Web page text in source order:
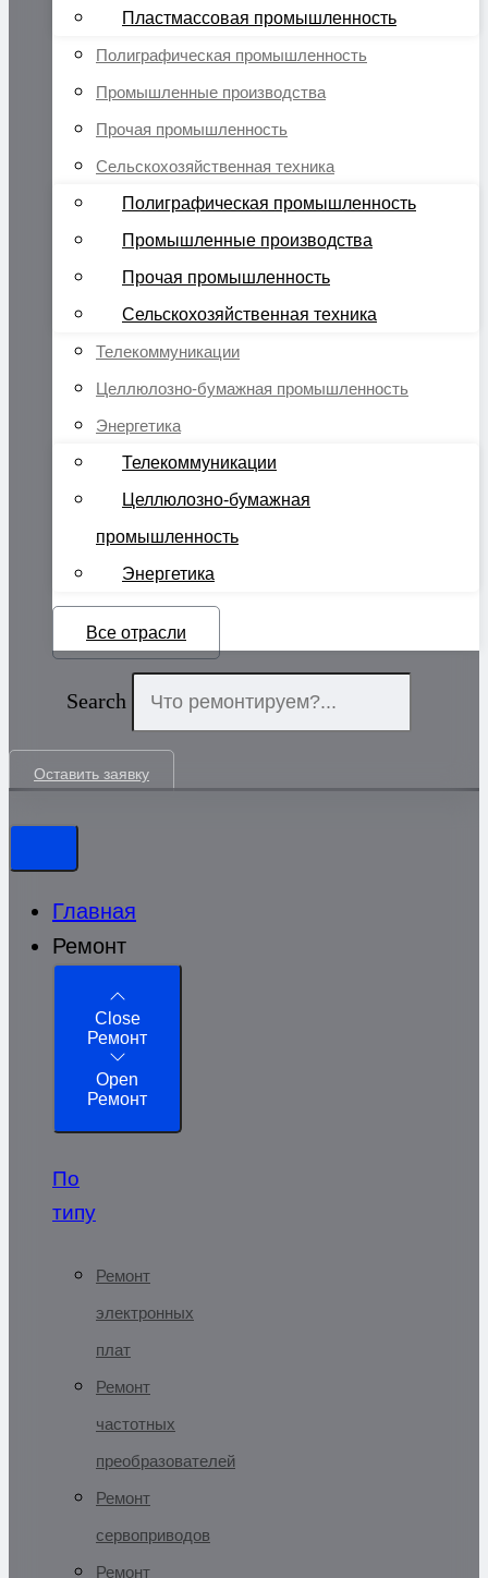
Пластмассовая промышленность
Полиграфическая промышленность
Промышленные производства
Прочая промышленность
Сельскохозяйственная техника
Полиграфическая промышленность
Промышленные производства
Прочая промышленность
Сельскохозяйственная техника
Телекоммуникации
Целлюлозно-бумажная промышленность
Энергетика
Телекоммуникации
Целлюлозно-бумажная
промышленность
Энергетика
Все отрасли
Search
Оставить заявку
Главная
Ремонт
Close
Ремонт
Open
Ремонт
По
типу
Ремонт
электронных
плат
Ремонт
частотных
преобразователей
Ремонт
сервоприводов
Ремонт